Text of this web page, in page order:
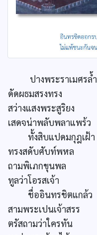
ปางพระราเมศรล้ำ
ดัดผธมสรงทรง
สว่างแสงพระสูริยง
เสดจน่าพลับพลาแพร้ว
ทั้งสิบแปดมกุฎเฝ้า
ทรงสดับศับท์พหล
ถามพิเภกขุนพล
ทูลว่าโอรสเจ้า
ชื่ออินทรชิตแกล้ว
สามพระเปนเจ้าสรร
ตรัสถามว่าใครทัน